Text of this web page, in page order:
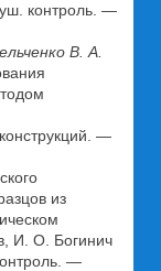
контроль. —
В. А.
—
из
И. О. Богинич
—